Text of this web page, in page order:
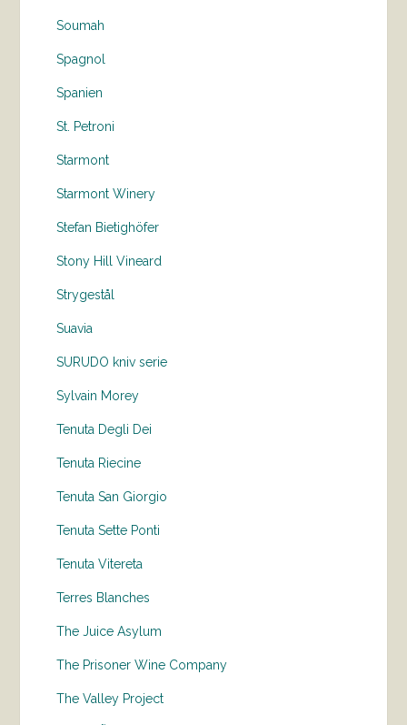
Soumah
Spagnol
Spanien
St. Petroni
Starmont
Starmont Winery
Stefan Bietighöfer
Stony Hill Vineard
Strygestål
Suavia
SURUDO kniv serie
Sylvain Morey
Tenuta Degli Dei
Tenuta Riecine
Tenuta San Giorgio
Tenuta Sette Ponti
Tenuta Vitereta
Terres Blanches
The Juice Asylum
The Prisoner Wine Company
The Valley Project